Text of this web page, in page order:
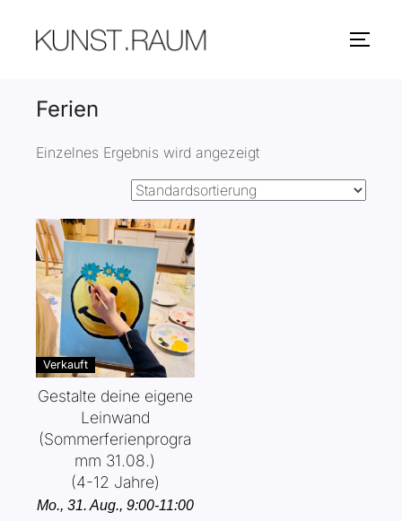
Ferien
Einzelnes Ergebnis wird angezeigt
Verkauft
Gestalte deine eigene
Leinwand
(Sommerferienprogra
mm 31.08.)
(4-12 Jahre)
Mo., 31. Aug., 9:00-11:00